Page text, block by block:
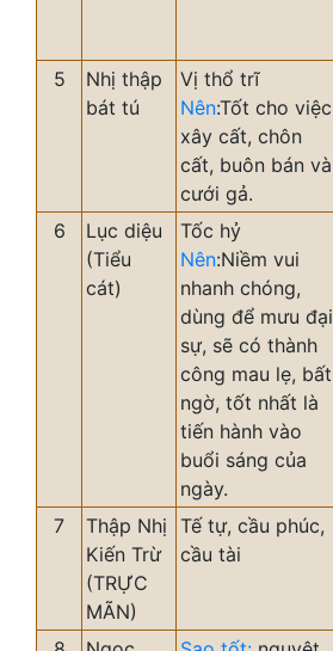
5
Nhị thập
bát tú
Vị thổ trĩ
Nên:Tốt cho việc
xây cất, chôn
cất, buôn bán và
cưới gả.
6
Lục diệu
(Tiểu
cát)
Tốc hỷ
Nên:Niềm vui
nhanh chóng,
dùng để mưu đại
sự, sẽ có thành
công mau lẹ, bất
ngờ, tốt nhất là
tiến hành vào
buổi sáng của
ngày.
7
Thập Nhị
Kiến Trừ
(TRỰC
MÃN)
Tế tự, cầu phúc,
cầu tài